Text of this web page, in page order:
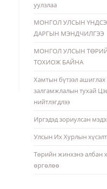
уулзлаа
МОНГОЛ УЛСЫН
ДАРГЫН МЭНДЧИЛГЭЭ
МОНГОЛ УЛСЫН
ТОХИОЖ БАЙНА
Хамтын бүтээл
залгамжлалын тухай
нийтлэгдлээ
Иргэдэд зориулсан
Улсын Их Хурлын
Төрийн жинхэнэ албан
өргөлөө